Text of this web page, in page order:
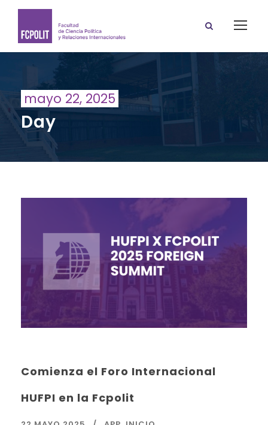
mayo 22, 2025
Day
Comienza el Foro Internacional
HUFPI en la Fcpolit